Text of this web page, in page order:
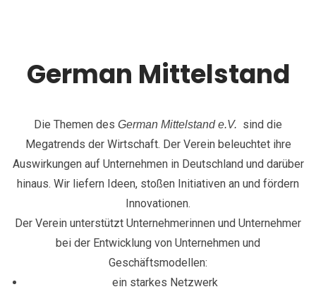
German Mittelstand
Die Themen des German Mittelstand e.V. sind die
Megatrends der Wirtschaft. Der Verein beleuchtet ihre
Auswirkungen auf Unternehmen in Deutschland und darüber
hinaus. Wir liefern Ideen, stoßen Initiativen an und fördern
Innovationen.
Der Verein unterstützt Unternehmerinnen und Unternehmer
bei der Entwicklung von Unternehmen und
Geschäftsmodellen:
ein starkes Netzwerk